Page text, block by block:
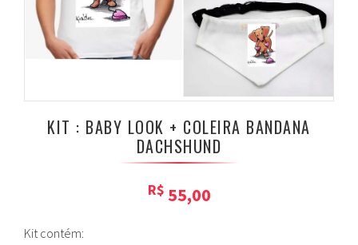
KIT : BABY LOOK + COLEIRA BANDANA
DACHSHUND
R$ 55,00
Kit contém: